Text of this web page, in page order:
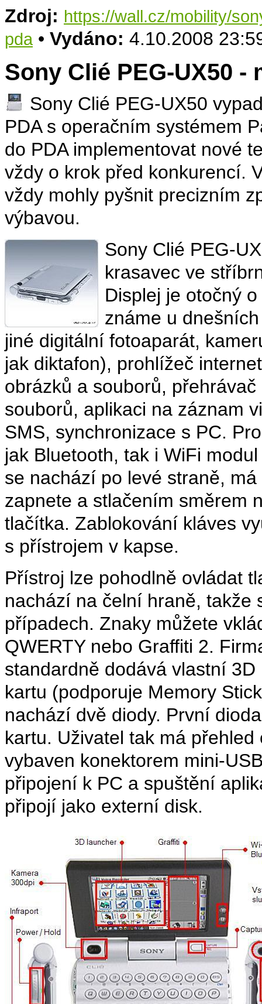
Zdroj: https://wall.cz/mobility/
pda• Vydáno: 4.10.2008
Sony Clié PEG-UX50
Sony Clié PEG-UX50
PDA s operačním systémem
do PDA implementovat nové
vždy o krok před konkurencí.
vždy mohly pyšnit precizním
výbavou.
Sony Clié PEG-
krasavec ve
Displej je otočný
známe u
jiné digitální fotoaparát,
jak diktafon), prohlížeč
obrázků a souborů,
souborů, aplikaci na záznam
SMS, synchronizace s PC.
jak Bluetooth, tak i WiFi
se nachází po levé straně,
zapnete a stlačením směrem
tlačítka. Zablokování kláves
s přístrojem v kapse.
Přístroj lze pohodlně ovládat
nachází na čelní hraně, takže
případech. Znaky můžete
QWERTY nebo Graffiti 2.
standardně dodává vlastní
kartu (podporuje Memory
nachází dvě diody. První
kartu. Uživatel tak má
vybaven konektorem mini-
připojení k PC a spuštění
připojí jako externí disk.